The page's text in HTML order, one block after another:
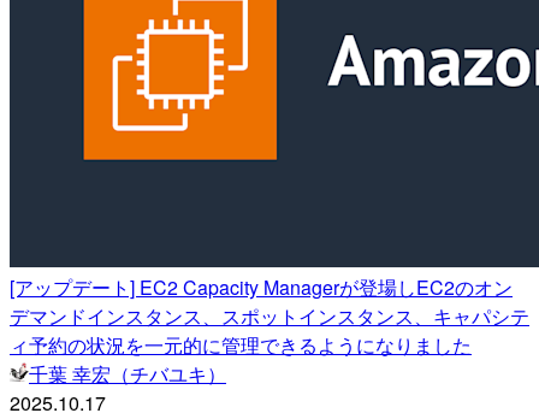
[アップデート] EC2 Capacity Managerが登場しEC2のオン
デマンドインスタンス、スポットインスタンス、キャパシテ
ィ予約の状況を一元的に管理できるようになりました
千葉 幸宏（チバユキ）
2025.10.17